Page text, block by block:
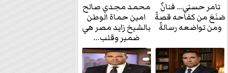
تامر حسني… فنانٌ
صَنَعَ من كفاحه قصةً
ومن تواضعه رسالةً
محمد مجدي صالح
امين حماة الوطن
بالشيخ زايد مصر هي
ضمير وقلب...